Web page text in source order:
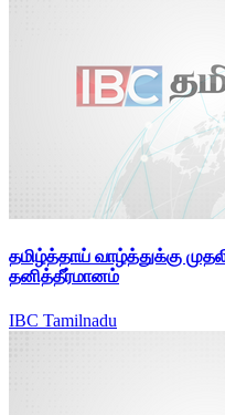
தமிழ்த்தாய் வாழ்த்துக்கு
தனித்தீர்மானம்
IBC Tamilnadu